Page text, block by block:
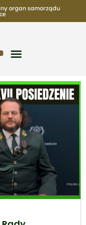
organ samorządu